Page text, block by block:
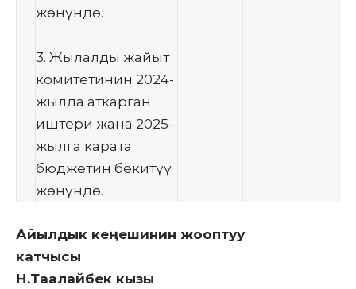
жөнүндө.
3. Жылалды жайыт
комитетинин 2024-
жылда аткарган
иштери жана 2025-
жылга карата
бюджетин бекитүү
жөнүндө.
Айылдык кеңешинин жооптуу
катчысы
Н.Таалайбек кызы